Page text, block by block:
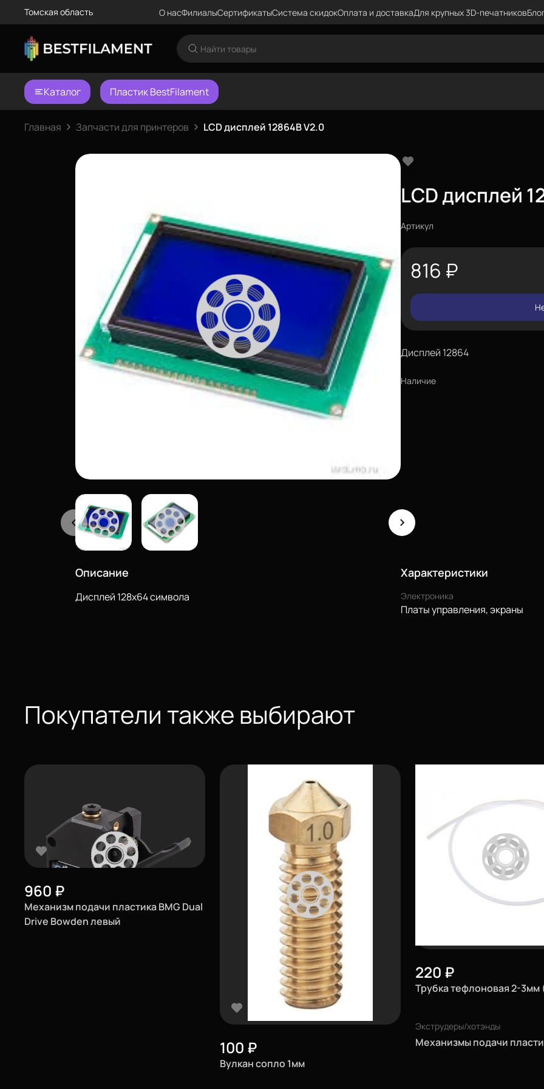
Томская область О насФилиалыСертификатыСистема скидокОплата и доставкаДля крупных 3D-печатников
Каталог Пластик BestFilament
Главная Запчасти для принтеров LCD дисплей 12864B V2.0
LCD дисплей
Артикул
816 ₽
Дисплей 12864
Наличие
Описание
Дисплей 128х64 символа
Характеристики
Электроника
Платы управления, экраны
Покупатели также выбирают
960 ₽
Механизм подачи пластика BMG Dual
Drive Bowden левый
100 ₽
Вулкан сопло 1мм
220 ₽
Трубка тефлоновая 2-3мм
Экструдеры/хотэнды
Механизмы подачи
О нас
Филиалы
Сертификаты